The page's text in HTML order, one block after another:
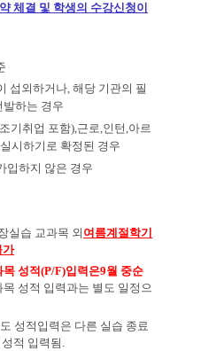
체결 및 학생의 수강신청이
섭외하거나, 해당 기관의 필
발하는 경우
조기취업 포함),근로,인턴,아르
실시하기로 확정된 경우
입하지 않은 경우
실습 교과목 외 여름계절학기
가
성적 (P/F)입력은9월 중순
성적 입력과는 별도 일정으
성적입력은 다른 실습 종료
적 입력됨 .